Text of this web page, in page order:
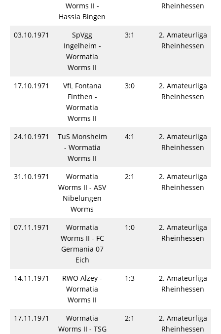
Worms II -
Hassia Bingen
Rheinhessen
03.10.1971
SpVgg
Ingelheim -
Wormatia
Worms II
3:1
2. Amateurliga
Rheinhessen
17.10.1971
VfL Fontana
Finthen -
Wormatia
Worms II
3:0
2. Amateurliga
Rheinhessen
24.10.1971
TuS Monsheim
- Wormatia
Worms II
4:1
2. Amateurliga
Rheinhessen
31.10.1971
Wormatia
Worms II - ASV
Nibelungen
Worms
2:1
2. Amateurliga
Rheinhessen
07.11.1971
Wormatia
Worms II - FC
Germania 07
Eich
1:0
2. Amateurliga
Rheinhessen
14.11.1971
RWO Alzey -
Wormatia
Worms II
1:3
2. Amateurliga
Rheinhessen
17.11.1971
Wormatia
Worms II - TSG
2:1
2. Amateurliga
Rheinhessen